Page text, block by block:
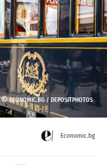
©ECONOMIC.BG / DEPOSITPHOTOS
Economic.bg